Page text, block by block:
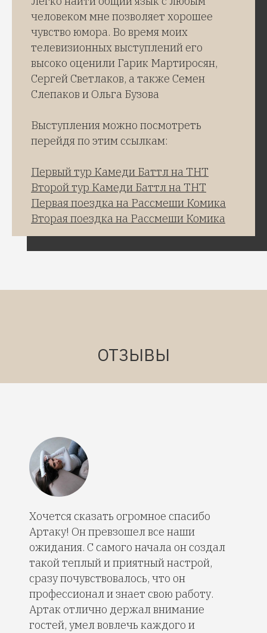
человеком мне позволяет хорошее
чувство юмора. Во время моих
телевизионных выступлений его
высоко оценили Гарик Мартиросян,
Сергей Светлаков, а также Семен
Слепаков и Ольга Бузова
Выступления можно посмотреть
перейдя по этим ссылкам:
Первый тур Камеди Баттл на ТНТ
Второй тур Камеди Баттл на ТНТ
Первая поездка на Рассмеши Комика
Вторая поездка на Рассмеши Комика
ОТЗЫВЫ
Хочется сказать огромное спасибо
Артаку! Он превзошел все наши
ожидания. С самого начала он создал
такой теплый и приятный настрой,
сразу почувствовалось, что он
профессионал и знает свою работу.
Артак отлично держал внимание
гостей, умел вовлечь каждого и